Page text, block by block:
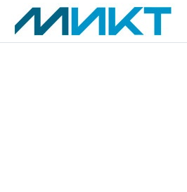
Перейти к основному содержанию